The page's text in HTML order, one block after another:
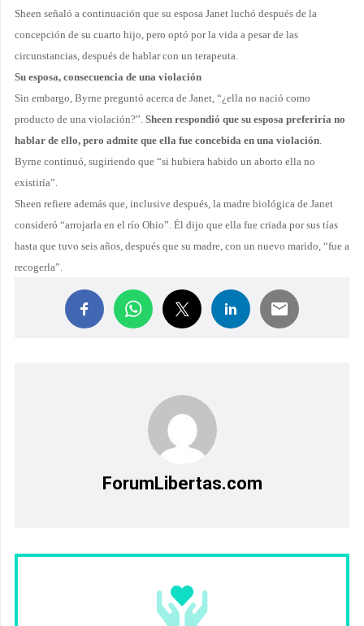
Sheen señaló a continuación que su esposa Janet luchó después de la
concepción de su cuarto hijo, pero optó por la vida a pesar de las
circunstancias, después de hablar con un terapeuta.
Su esposa, consecuencia de una violación
Sin embargo, Byrne preguntó acerca de Janet, “¿ella no nació como
producto de una violación?”. Sheen respondió que su esposa preferiría no
hablar de ello, pero admite que ella fue concebida en una violación.
Byrne continuó, sugiriendo que “si hubiera habido un aborto ella no
existiría”.
Sheen refiere además que, inclusive después, la madre biológica de Janet
consideró “arrojarla en el río Ohio”. Él dijo que ella fue criada por sus tías
hasta que tuvo seis años, después que su madre, con un nuevo marido, “fue a
recogerla”.
ForumLibertas.com